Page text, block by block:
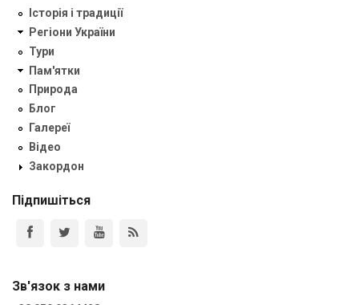
Історія і традиції
Регіони України
Тури
Пам'ятки
Природа
Блог
Галереї
Відео
Закордон
Підпишіться
Зв'язок з нами